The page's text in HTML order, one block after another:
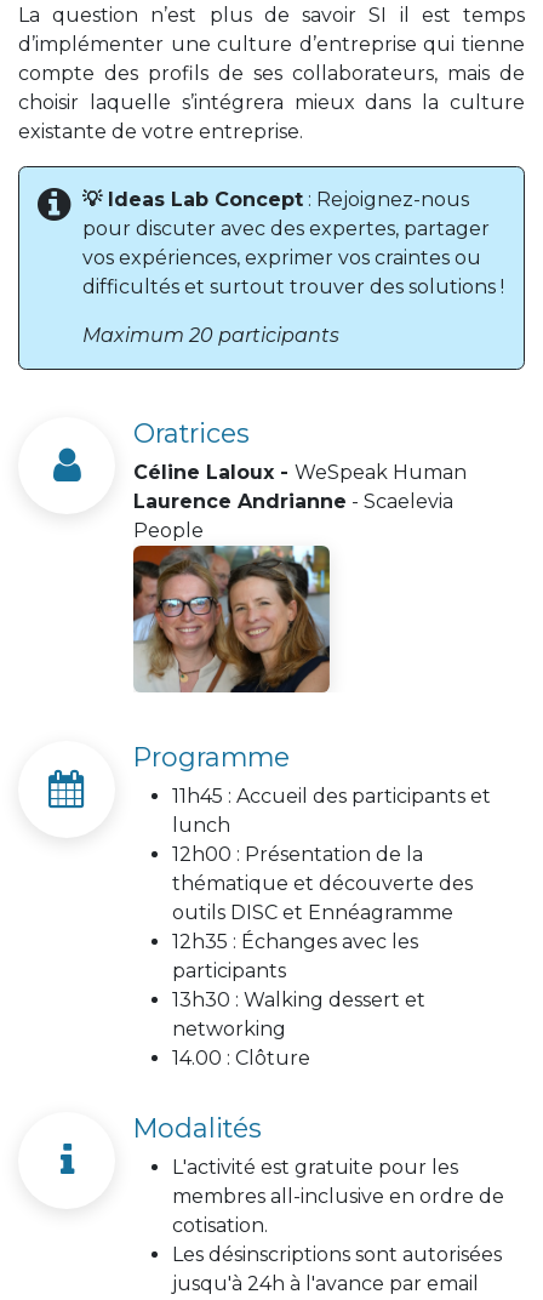
La question n’est plus de savoir SI il est temps
d’implémenter une culture d’entreprise qui tienne
compte des profils de ses collaborateurs, mais de
choisir laquelle s’intégrera mieux dans la culture
existante de votre entreprise.
💡 Ideas Lab Concept : Rejoignez-nous
pour discuter avec des expertes, partager
vos expériences, exprimer vos craintes ou
difficultés et surtout trouver des solutions !
Maximum 20 participants
Oratrices
Céline Laloux - WeSpeak Human
Laurence Andrianne - Scaelevia
People
Programme
11h45 : Accueil des participants et
lunch
12h00 : Présentation de la
thématique et découverte des
outils DISC et Ennéagramme
12h35 : Échanges avec les
participants
13h30 : Walking dessert et
networking
14.00 : Clôture
Modalités
L'activité est gratuite pour les
membres all-inclusive en ordre de
cotisation.
Les désinscriptions sont autorisées
jusqu'à 24h à l'avance par email